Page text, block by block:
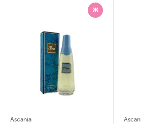
Ж
Ascania